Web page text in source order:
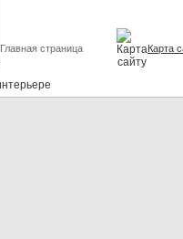
Главная страница Карта